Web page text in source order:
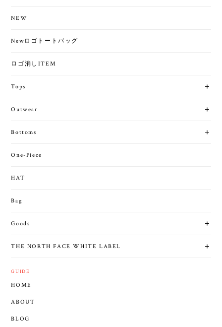
NEW
Newロゴトートバッグ
ロゴ消しITEM
Tops
Outwear
Bottoms
One-Piece
HAT
Bag
Goods
THE NORTH FACE WHITE LABEL
GUIDE
HOME
ABOUT
BLOG